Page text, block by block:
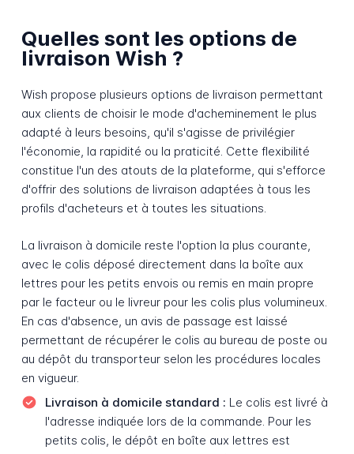
Quelles sont les options de
livraison Wish ?
Wish propose plusieurs options de livraison permettant
aux clients de choisir le mode d'acheminement le plus
adapté à leurs besoins, qu'il s'agisse de privilégier
l'économie, la rapidité ou la praticité. Cette flexibilité
constitue l'un des atouts de la plateforme, qui s'efforce
d'offrir des solutions de livraison adaptées à tous les
profils d'acheteurs et à toutes les situations.
La livraison à domicile reste l'option la plus courante,
avec le colis déposé directement dans la boîte aux
lettres pour les petits envois ou remis en main propre
par le facteur ou le livreur pour les colis plus volumineux.
En cas d'absence, un avis de passage est laissé
permettant de récupérer le colis au bureau de poste ou
au dépôt du transporteur selon les procédures locales
en vigueur.
Livraison à domicile standard : Le colis est livré à
l'adresse indiquée lors de la commande. Pour les
petits colis, le dépôt en boîte aux lettres est